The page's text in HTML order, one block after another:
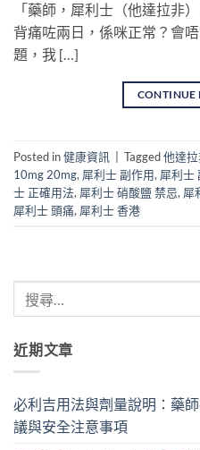
「藥師，犀利士（他達拉非
背痛咗兩日，係咪正常？會
題，我 […]
CONTINUE
Posted in健康資訊 Tagged他達
10mg 20mg, 犀利士 副作用, 犀利士
士 正確用法, 犀利士 硝酸鹽 禁忌, 犀
犀利士 頭痛, 犀利士 香港
近期文章
必利吉用法與劑量說明：藥
議與安全注意事項